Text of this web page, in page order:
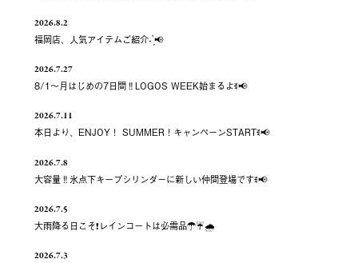
2026.8.2
福岡店、人気アイテムご紹介- ̗̀📢
2026.7.27
8/1～月はじめの7日間‼️LOGOS WEEK始まるよꉂ📢
2026.7.11
本日より、ENJOY！ SUMMER！キャンペーンSTARTꉂ📢
2026.7.8
大容量‼️氷点下キープシリンダーに新しい仲間登場ですꉂ📢
2026.7.5
大雨降る日こそ❗️レインコートは必需品☂️☔️🌧
2026.7.3